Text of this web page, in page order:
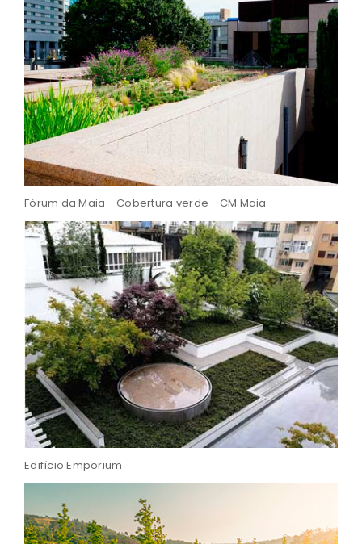
Fórum da Maia - Cobertura verde - CM Maia
Edifício Emporium